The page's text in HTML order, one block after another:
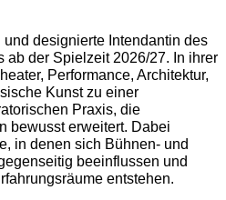
designierte Intendantin des
ab der Spielzeit 2026/27. In ihrer
Performance, Architektur,
Kunst zu einer
Praxis, die
bewusst erweitert. Dabei
in denen sich Bühnen- und
beeinflussen und
entstehen.